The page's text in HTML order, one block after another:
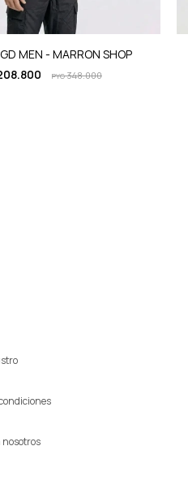
MEN - MARRON SHOP
PYG348.000
nosotros